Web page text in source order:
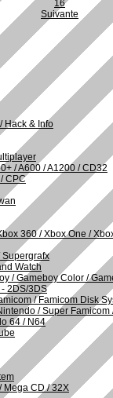
16
Suivante
& Info
/ A600 / A1200 / CD32
CPC
360 / Xbox One /
Watch
/ Gameboy Color /
2DS/3DS
/ Famicom Disk
/ Super Famicom
64 / N64
CD / 32X